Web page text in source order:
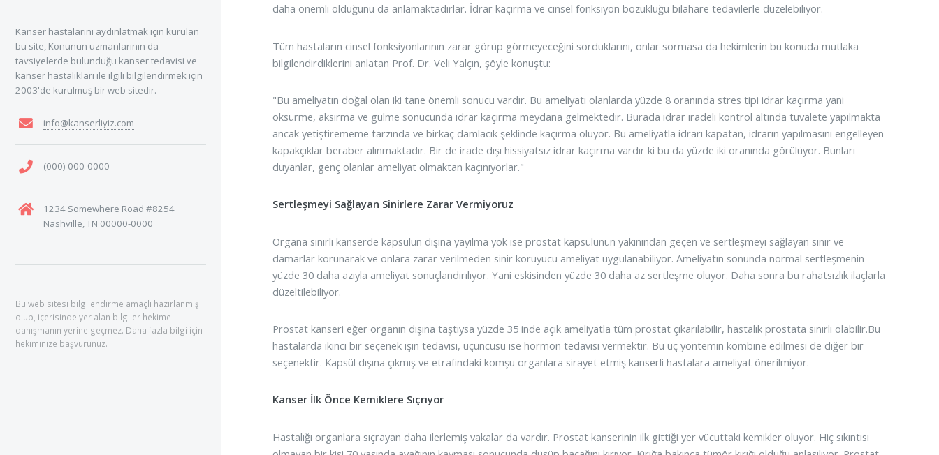
daha önemli olduğunu da anlamaktadırlar. İdrar kaçırma ve cinsel fonksiyon bozukluğu bilahare tedavilerle düzelebiliyor.
Tüm hastaların cinsel fonksiyonlarının zarar görüp görmeyeceğini sorduklarını, onlar sormasa da hekimlerin bu konuda mutlaka
bilgilendirdiklerini anlatan Prof. Dr. Veli Yalçın, şöyle konuştu:
"Bu ameliyatın doğal olan iki tane önemli sonucu vardır. Bu ameliyatı olanlarda yüzde 8 oranında stres tipi idrar kaçırma yani
öksürme, aksırma ve gülme sonucunda idrar kaçırma meydana gelmektedir. Burada idrar iradeli kontrol altında tuvalete yapılmakta
ancak yetiştirememe tarzında ve birkaç damlacık şeklinde kaçırma oluyor. Bu ameliyatla idrarı kapatan, idrarın yapılmasını engelleyen
kapakçıklar beraber alınmaktadır. Bir de irade dışı hissiyatsız idrar kaçırma vardır ki bu da yüzde iki oranında görülüyor. Bunları
duyanlar, genç olanlar ameliyat olmaktan kaçınıyorlar."
Sertleşmeyi Sağlayan Sinirlere Zarar Vermiyoruz
Organa sınırlı kanserde kapsülün dışına yayılma yok ise prostat kapsülünün yakınından geçen ve sertleşmeyi sağlayan sinir ve
damarlar korunarak ve onlara zarar verilmeden sinir koruyucu ameliyat uygulanabiliyor. Ameliyatın sonunda normal sertleşmenin
yüzde 30 daha azıyla ameliyat sonuçlandırılıyor. Yani eskisinden yüzde 30 daha az sertleşme oluyor. Daha sonra bu rahatsızlık ilaçlarla
düzeltilebiliyor.
Prostat kanseri eğer organın dışına taştıysa yüzde 35 inde açık ameliyatla tüm prostat çıkarılabilir, hastalık prostata sınırlı olabilir.Bu
hastalarda ikinci bir seçenek ışın tedavisi, üçüncüsü ise hormon tedavisi vermektir. Bu üç yöntemin kombine edilmesi de diğer bir
seçenektir. Kapsül dışına çıkmış ve etrafındaki komşu organlara sirayet etmiş kanserli hastalara ameliyat önerilmiyor.
Kanser İlk Önce Kemiklere Sıçrıyor
Hastalığı organlara sıçrayan daha ilerlemiş vakalar da vardır. Prostat kanserinin ilk gittiği yer vücuttaki kemikler oluyor. Hiç sıkıntısı
Kanser hastalarını aydınlatmak için kurulan
bu site, Konunun uzmanlarının da
tavsiyelerde bulunduğu kanser tedavisi ve
kanser hastalıkları ile ilgili bilgilendirmek için
2003'de kurulmuş bir web sitedir.
info@kanserliyiz.com
(000) 000-0000
1234 Somewhere Road #8254
Nashville, TN 00000-0000
Bu web sitesi bilgilendirme amaçlı hazırlanmış
olup, içerisinde yer alan bilgiler hekime
danışmanın yerine geçmez. Daha fazla bilgi için
hekiminize başvurunuz.